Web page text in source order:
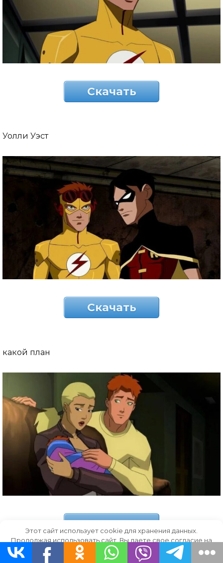
Скачать
Уолли Уэст
Скачать
какой план
Скачать
Этот сайт использует cookie для хранения данных.
Продолжая использовать сайт, Вы даете свое согласие на
работу с этими файлами.
OK